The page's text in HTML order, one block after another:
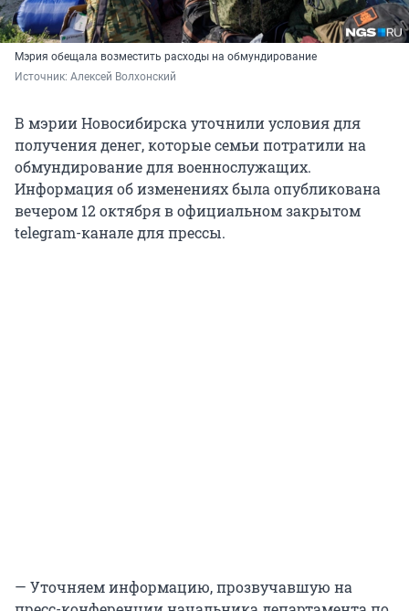
Мэрия обещала возместить расходы на обмундирование
Источник: Алексей Волхонский
В мэрии Новосибирска уточнили условия для
получения денег, которые семьи потратили на
обмундирование для военнослужащих.
Информация об изменениях была опубликована
вечером 12 октября в официальном закрытом
telegram-канале для прессы.
— Уточняем информацию, прозвучавшую на